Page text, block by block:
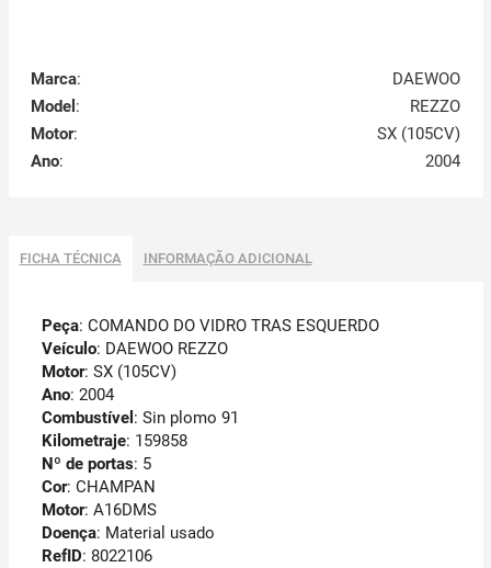
Marca:
DAEWOO
Model :
REZZO
Motor:
SX (105CV)
Ano: 2004
FICHA TÉCNICA INFORMAÇÃO ADICIONAL
Peça: COMANDO DO VIDRO TRAS ESQUERDO
Veículo: DAEWOO REZZO
Motor: SX (105CV)
Ano: 2004
Combustível : Sin plomo 91
Kilometraje: 159858
Nº de portas: 5
Cor: CHAMPAN
Motor: A16DMS
Doença: Material usado
RefID: 8022106